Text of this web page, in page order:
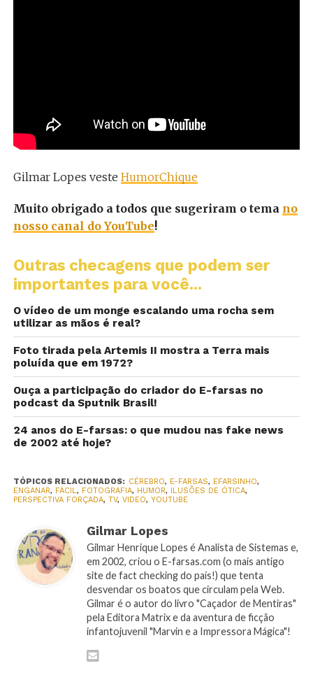
Gilmar Lopes veste HumorChique
Muito obrigado a todos que sugeriram o tema no
nosso canal do YouTube!
Outras checagens que podem ser
importantes para você...
O vídeo de um monge escalando uma rocha sem
utilizar as mãos é real?
Foto tirada pela Artemis II mostra a Terra mais
poluída que em 1972?
Ouça a participação do criador do E-farsas no
podcast da Sputnik Brasil!
24 anos do E-farsas: o que mudou nas fake news
de 2002 até hoje?
TÓPICOS RELACIONADOS: CÉREBRO, E-FARSAS, EFARSINHO,
ENGANAR, FÁCIL, FOTOGRAFIA, HUMOR, ILUSÕES DE ÓTICA,
PERSPECTIVA FORÇADA, TV, VIDEO, YOUTUBE
Gilmar Lopes
Gilmar Henrique Lopes é Analista de Sistemas e,
em 2002, criou o E-farsas.com (o mais antigo
site de fact checking do país!) que tenta
desvendar os boatos que circulam pela Web.
Gilmar é o autor do livro "Caçador de Mentiras"
pela Editora Matrix e da aventura de ficção
infantojuvenil "Marvin e a Impressora Mágica"!